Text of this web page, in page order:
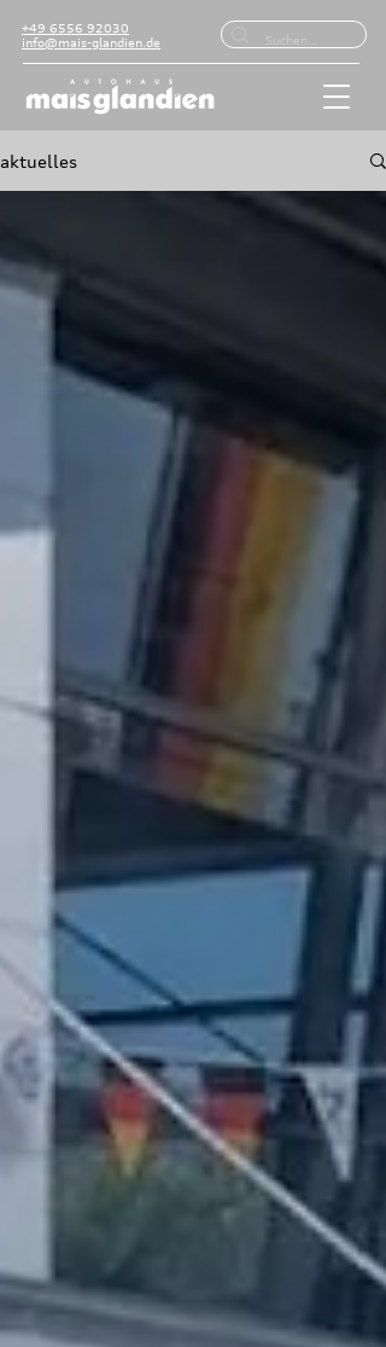
+49 6556 92030
info@mais-glandien.de
aktuelles